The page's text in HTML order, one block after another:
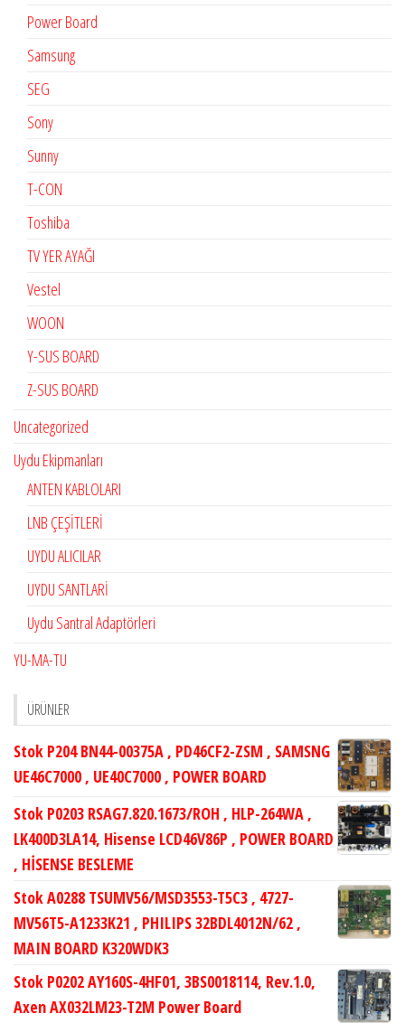
Power Board
Samsung
SEG
Sony
Sunny
T-CON
Toshiba
TV YER AYAĞI
Vestel
WOON
Y-SUS BOARD
Z-SUS BOARD
Uncategorized
Uydu Ekipmanları
ANTEN KABLOLARI
LNB ÇEŞİTLERİ
UYDU ALICILAR
UYDU SANTLARİ
Uydu Santral Adaptörleri
YU-MA-TU
ÜRÜNLER
Stok P204 BN44-00375A , PD46CF2-ZSM , SAMSNG
UE46C7000 , UE40C7000 , POWER BOARD
Stok P0203 RSAG7.820.1673/ROH , HLP-264WA ,
LK400D3LA14, Hisense LCD46V86P , POWER BOARD
, HİSENSE BESLEME
Stok A0288 TSUMV56/MSD3553-T5C3 , 4727-
MV56T5-A1233K21 , PHILIPS 32BDL4012N/62 ,
MAIN BOARD K320WDK3
Stok P0202 AY160S-4HF01, 3BS0018114, Rev.1.0,
Axen AX032LM23-T2M Power Board